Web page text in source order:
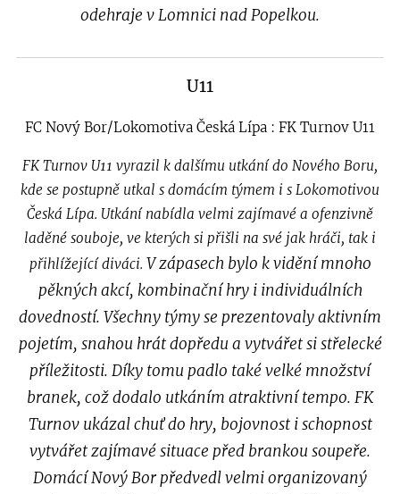
odehraje v Lomnici nad Popelkou.
U11
FC Nový Bor/Lokomotiva Česká Lípa : FK Turnov U11
FK Turnov U11 vyrazil k dalšímu utkání do Nového Boru,
kde se postupně utkal s domácím týmem i s Lokomotivou
Česká Lípa. Utkání nabídla velmi zajímavé a ofenzivně
laděné souboje, ve kterých si přišli na své jak hráči, tak i
přihlížející diváci. V zápasech bylo k vidění mnoho
pěkných akcí, kombinační hry i individuálních
dovedností. Všechny týmy se prezentovaly aktivním
pojetím, snahou hrát dopředu a vytvářet si střelecké
příležitosti. Díky tomu padlo také velké množství
branek, což dodalo utkáním atraktivní tempo. FK
Turnov ukázal chuť do hry, bojovnost i schopnost
vytvářet zajímavé situace před brankou soupeře.
Domácí Nový Bor předvedl velmi organizovaný